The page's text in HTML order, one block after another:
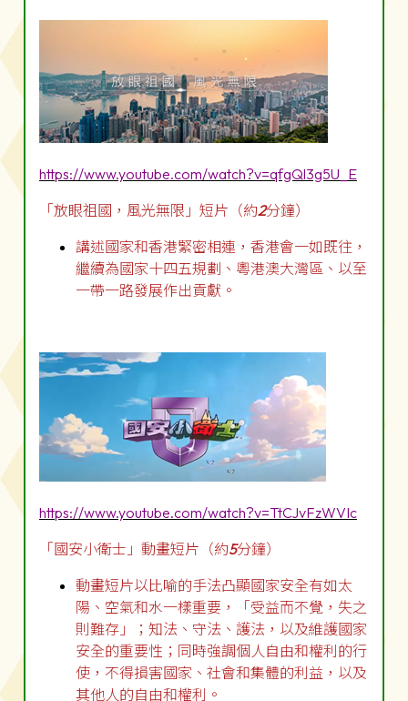
https://www.youtube.com/watch?v=qfgQl3g5U_E
「放眼祖國，風光無限」短片（約2分鐘）
講述國家和香港緊密相連，香港會一如既往，
繼續為國家十四五規劃、粵港澳大灣區、以至
一帶一路發展作出貢獻。
https://www.youtube.com/watch?v=TtCJvFzWVIc
「國安小衛士」動畫短片（約5分鐘）
動畫短片以比喻的手法凸顯國家安全有如太
陽、空氣和水一樣重要，「受益而不覺，失之
則難存」；知法、守法、護法，以及維護國家
安全的重要性；同時強調個人自由和權利的行
使，不得損害國家、社會和集體的利益，以及
其他人的自由和權利。